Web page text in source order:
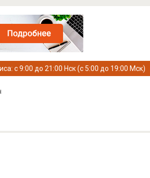
с 9:00 до 21:00 Нск (с 5:00 до 19:00 Мск)